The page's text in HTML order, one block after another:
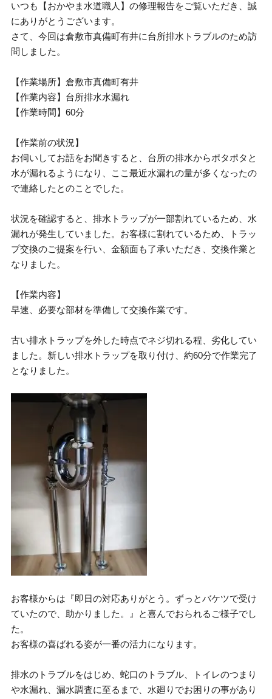
いつも【おかやま水道職人】の修理報告をご覧いただき、誠
にありがとうございます。
さて、今回は倉敷市真備町有井に台所排水トラブルのため訪
問しました。
【作業場所】倉敷市真備町有井
【作業内容】台所排水水漏れ
【作業時間】60分
【作業前の状況】
お伺いしてお話をお聞きすると、台所の排水からポタポタと
水が漏れるようになり、ここ最近水漏れの量が多くなったの
で連絡したとのことでした。
状況を確認すると、排水トラップが一部割れているため、水
漏れが発生していました。お客様に割れているため、トラッ
プ交換のご提案を行い、金額面も了承いただき、交換作業と
なりました。
【作業内容】
早速、必要な部材を準備して交換作業です。
古い排水トラップを外した時点でネジ切れる程、劣化してい
ました。新しい排水トラップを取り付け、約60分で作業完了
となりました。
お客様からは『即日の対応ありがとう。ずっとバケツで受け
ていたので、助かりました。』と喜んでおられるご様子でし
た。
お客様の喜ばれる姿が一番の活力になります。
排水のトラブルをはじめ、蛇口のトラブル、トイレのつまり
や水漏れ、漏水調査に至るまで、水廻りでお困りの事があり